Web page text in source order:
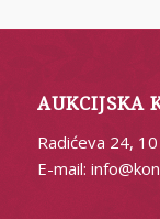
AUKCIJSKA
Radićeva 24,
E-mail: